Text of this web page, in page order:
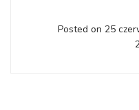
Posted on 25